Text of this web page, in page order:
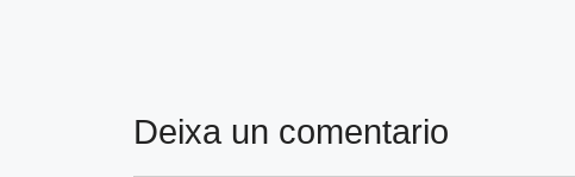
Deixa un comentario